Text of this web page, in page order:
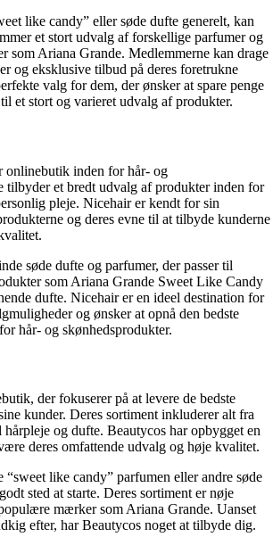
like candy” eller søde dufte generelt, kan
et stort udvalg af forskellige parfumer og
som Ariana Grande. Medlemmerne kan drage
og eksklusive tilbud på deres foretrukne
valg for dem, der ønsker at spare penge
et stort og varieret udvalg af produkter.
onlinebutik inden for hår- og
tilbyder et bredt udvalg af produkter inden for
pleje. Nicehair er kendt for sin
og deres evne til at tilbyde kunderne
søde dufte og parfumer, der passer til
som Ariana Grande Sweet Like Candy
dufte. Nicehair er en ideel destination for
og ønsker at opnå den bedste
hår- og skønhedsprodukter.
der fokuserer på at levere de bedste
kunder. Deres sortiment inkluderer alt fra
og dufte. Beautycos har opbygget en
deres omfattende udvalg og høje kvalitet.
like candy” parfumen eller andre søde
sted at starte. Deres sortiment er nøje
mærker som Ariana Grande. Uanset
efter, har Beautycos noget at tilbyde dig.